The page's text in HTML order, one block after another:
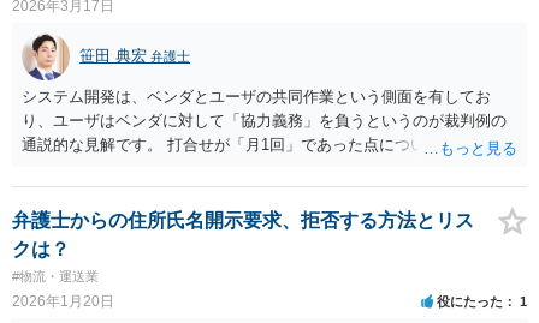
2026年3月17日
笹田 典宏 弁護士
システム開発は、ベンダとユーザの共同作業という側面を有してお
り、ユーザはベンダに対して「協力義務」を負うというのが裁判例の
通説的な見解です。 打合せが「月1回」であった点については、それ
に不足がなければ、直ちに義務違反とは言えません。 機能追加を巡る
紛争において、ベンダ側の責任が否定されるのは、ユーザが当初の契
約 段階で客観的に想定されていた開発規模を超える内容を求め、かつ
追加費用の負担にも応じないことで要件定義が確定しなかったような
場合です。 本件では、ご相談者が追加費用の説明を受けた機能を「採
用見送り」としている事実は、不当な機能追加要求を行っていないこ
弁護士からの住所氏名開示要求、拒否する方法とリス
クは？
#物流・運送業
2026年1月20日 役にたった 1